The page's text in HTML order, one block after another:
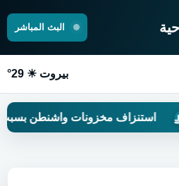
البث المباشر
بيروت ☀ 29°
مخزونات واشنطن بسبب